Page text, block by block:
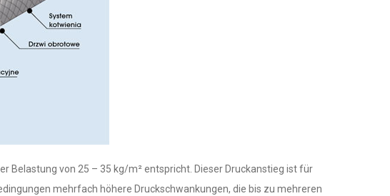
Belastung von 25 – 35 kg/m² entspricht. Dieser Druckanstieg ist für
mehrfach höhere Druckschwankungen, die bis zu mehreren